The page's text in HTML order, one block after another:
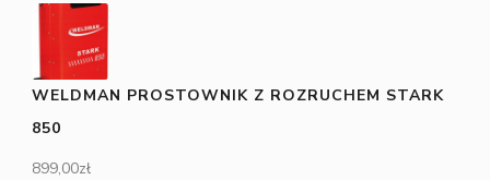
WELDMAN PROSTOWNIK Z ROZRUCHEM STARK
850
899,00zł